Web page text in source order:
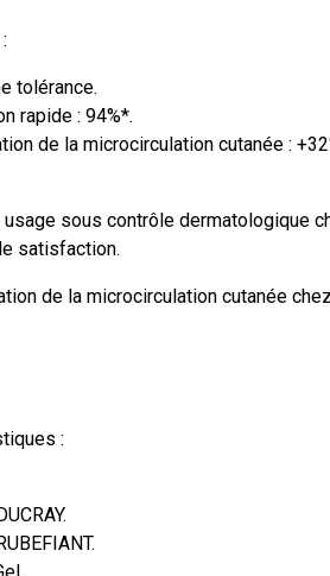
tolérance.
rapide : 94%*.
de la microcirculation cutanée :
usage sous contrôle dermatologique
satisfaction.
de la microcirculation cutanée
: